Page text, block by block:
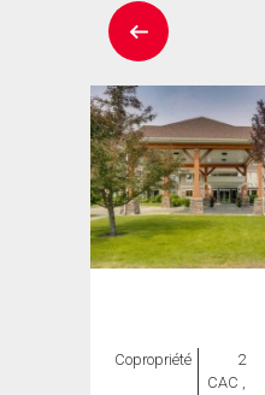
Copropriété
2
CAC ,